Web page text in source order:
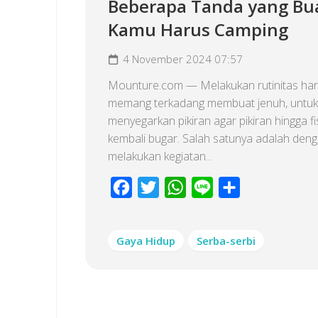
Beberapa Tanda yang
Kamu Harus Camping
4 November 2024 07:57
Mounture.com — Melakukan rutinitas
memang terkadang membuat jenuh,
menyegarkan pikiran agar pikiran hingga
kembali bugar. Salah satunya adalah
melakukan kegiatan...
Facebook
Twitter WhatsApp
Line
Gaya Hidup Serba-serbi